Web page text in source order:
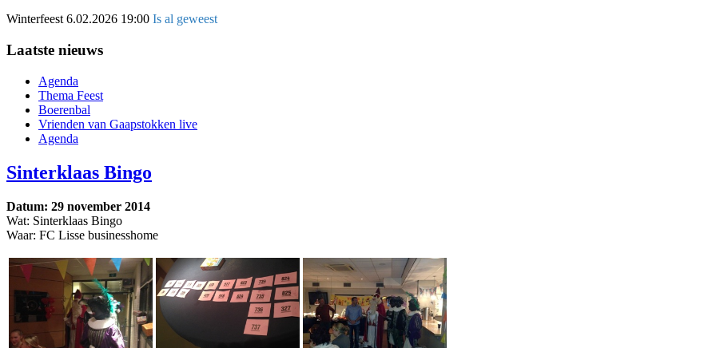
Winterfeest 6.02.2026 19:00 Is al geweest
Laatste nieuws
Agenda
Thema Feest
Boerenbal
Vrienden van Gaapstokken live
Agenda
Sinterklaas Bingo
Datum: 29 november 2014
Wat: Sinterklaas Bingo
Waar: FC Lisse businesshome